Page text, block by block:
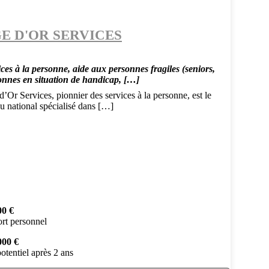
D'OR SERVICES
à la personne, aide aux personnes fragiles (seniors,
en situation de handicap, […]
Services, pionnier des services à la personne, est le
national spécialisé dans […]
€
personnel
€
après 2 ans